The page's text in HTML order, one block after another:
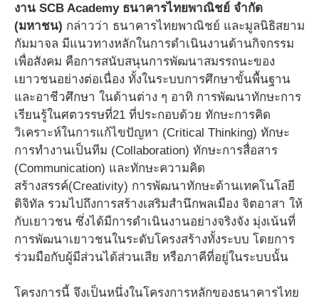
งาน SCB Academy ธนาคารไทยพาณิชย์ จํากัด
(มหาชน) กล่าวว่า ธนาคารไทยพาณิชย์ และมูลนิธิสยาม
กัมมาจล มีแนวทางหลักในการดําเนินงานด้านกิจกรรม
เพื่อสังคม คือการสนับสนุนการพัฒนาสมรรถนะของ
เยาวชนอย่างต่อเนื่อง ทั้งในระบบการศึกษาขั้นพื้นฐาน
และอาชีวศึกษา ในด้านต่าง ๆ อาทิ การพัฒนาทักษะการ
เรียนรู้ในศตวรรษที่21 ที่ประกอบด้วย ทักษะการคิด
วิเคราะห์ในการแก้ไขปัญหา (Critical Thinking) ทักษะ
การทํางานเป็นทีม (Collaboration) ทักษะการสื่อสาร
(Communication) และทักษะความคิด
สร้างสรรค์(Creativity) การพัฒนาทักษะด้านเทคโนโลยี
ดิจิทัล รวมไปถึงการสร้างเสริมสํานึกพลเมือง จิตอาสา ให้
กับเยาวชน ซึ่งได้มีการดําเนินงานอย่างจริงจัง มุ่งเน้นที่
การพัฒนาเยาวชนในระดับโครงสร้างทั้งระบบ โดยการ
ร่วมมือกับผู้มีส่วนได้ส่วนเสีย หรือภาคีที่อยู่ในระบบนั้น
โครงการนี้ จึงเป็นหนึ่งในโครงการหลักของธนาคารไทย